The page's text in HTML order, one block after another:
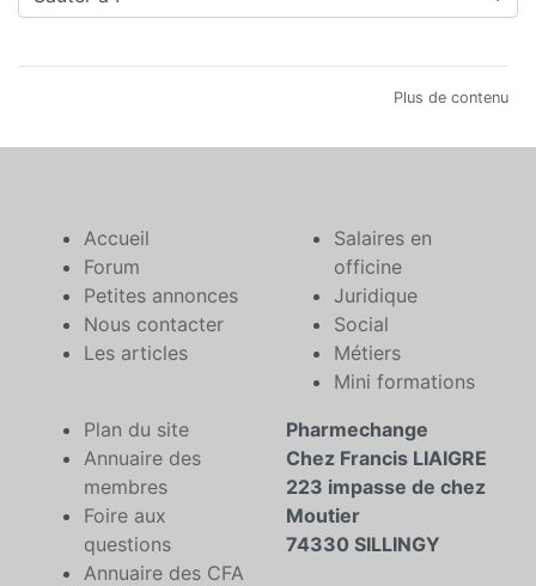
Plus de contenu
Accueil
Forum
Petites annonces
Nous contacter
Les articles
Salaires en
officine
Juridique
Social
Métiers
Mini formations
Plan du site
Annuaire des
membres
Foire aux
questions
Annuaire des CFA
Pharmechange
Chez Francis LIAIGRE
223 impasse de chez
Moutier
74330 SILLINGY